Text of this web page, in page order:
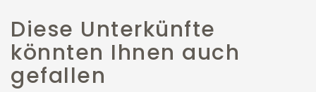
Diese Unterkünfte
könnten Ihnen auch
gefallen